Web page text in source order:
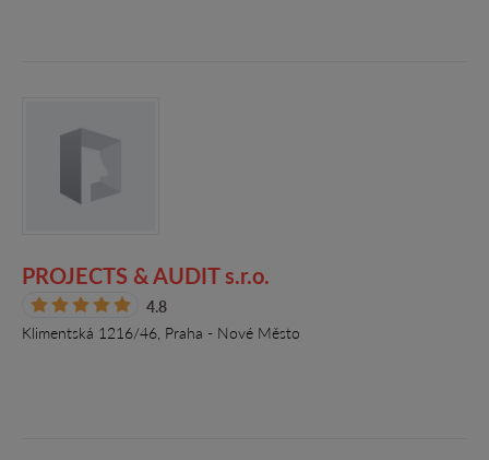
PROJECTS & AUDIT s.r.o.
4.8
Klimentská 1216/46, Praha - Nové Město